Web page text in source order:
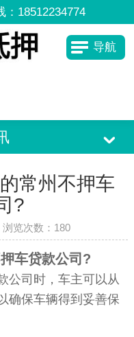
18512234774
导航
常州不押车
?
览次数： 180
车贷款公司?
公司时，车主可以从
确保车辆得到妥善保